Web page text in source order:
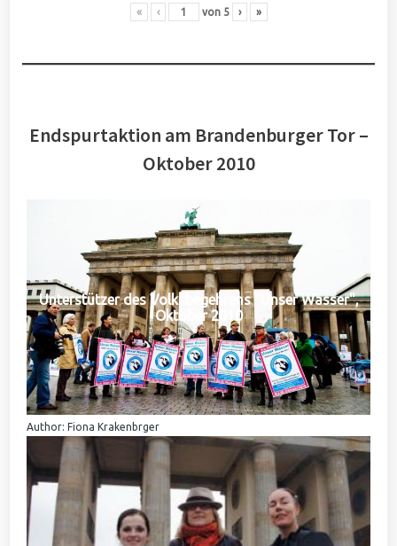
« ‹ von 5 › »
Endspurtaktion am Brandenburger Tor –
Oktober 2010
Unterstützer des Volksbegehrens "Unser Wasser",
Oktober 2010
Author: Fiona Krakenbrger